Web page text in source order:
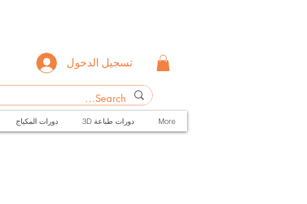
تسجيل الدخول
دورات المكياج 3D دورات طباعة More